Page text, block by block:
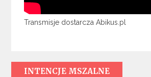
Transmisje dostarcza Abikus.pl
INTENCJE MSZALNE